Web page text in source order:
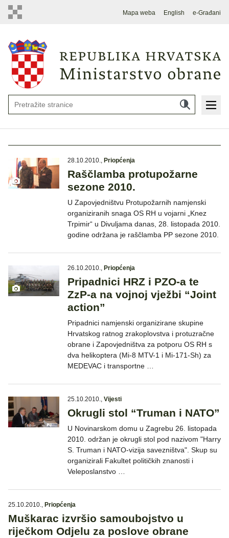
Mapa weba English e-Građani
28.10.2010., Priopćenja
Raščlamba protupožarne
sezone 2010.
U Zapovjedništvu Protupožarnih namjenski
organiziranih snaga OS RH u vojarni „Knez
Trpimir“ u Divuljama danas, 28. listopada 2010.
godine održana je raščlamba PP sezone 2010.
26.10.2010., Priopćenja
Pripadnici HRZ i PZO-a te
ZzP-a na vojnoj vježbi “Joint
action”
Pripadnici namjenski organizirane skupine
Hrvatskog ratnog zrakoplovstva i protuzračne
obrane i Zapovjedništva za potporu OS RH s
dva helikoptera (Mi-8 MTV-1 i Mi-171-Sh) za
MEDEVAC i transportne …
25.10.2010., Vijesti
Okrugli stol “Truman i NATO”
U Novinarskom domu u Zagrebu 26. listopada
2010. održan je okrugli stol pod nazivom "Harry
S. Truman i NATO-vizija savezništva". Skup su
organizirali Fakultet političkih znanosti i
Veleposlanstvo …
25.10.2010., Priopćenja
Muškarac izvršio samoubojstvo u
riječkom Odjelu za poslove obrane